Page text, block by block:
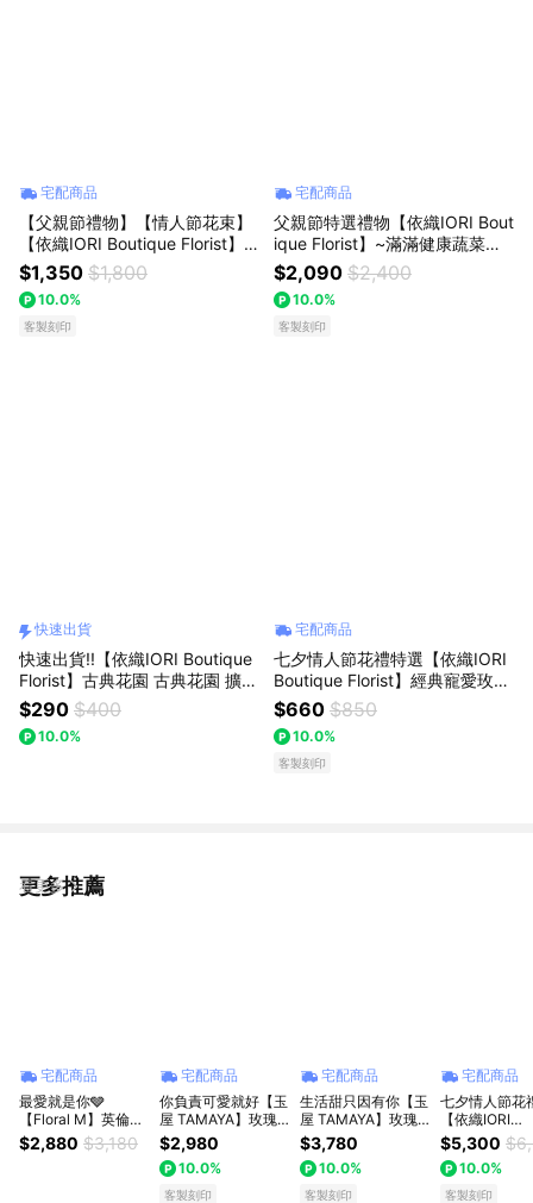
宅配商品
【父親節禮物】【情人節花束】
【依織IORI Boutique Florist】
【繡球花束】~~花漾微風繡球桔
梗花束
$1,350 $1,800
10.0%
客製刻印
宅配商品
父親節特選禮物【依織IORI Bout
ique Florist】~滿滿健康蔬菜花
束
$2,090 $2,400
10.0%
客製刻印
快速出貨
快速出貨!!【依織IORI Boutique
Florist】古典花園 古典花園 擴香
石永生花禮 +香薰精油禮盒!!居
家擺設 香氛花禮 生日花禮 情人
節 全台配送
$290 $400
10.0%
宅配商品
七夕情人節花禮特選【依織IORI
Boutique Florist】經典寵愛玫瑰
永生花束 告白 情人節 周年紀念
生日 熱銷款 全台配送!!!
$660 $850
10.0%
客製刻印
更多推薦
看更多
宅配商品
最愛就是你🩶
【Floral M】英倫公
爵玫瑰鮮花花束 獅
子座生日禮物 情人
$2,880 $3,180
宅配商品
你負責可愛就好【玉
屋 TAMAYA】玫瑰
花束｜星詠ｘ茜夢
(18朵) 代印卡片 情
人專屬花束 情人節
快樂 情人節花禮 情
$2,980
10.0%
客製刻印
宅配商品
生活甜只因有你【玉
屋 TAMAYA】玫瑰
花束｜淡雪恋ｘ星詠
(18朵) 代印卡片 情
人專屬花束 情人節
快樂 情人節花禮 情
$3,780
10.0%
客製刻印
宅配商品
七夕情人節花
【依織IORI
Boutique
永遠的愛與承
久玫瑰鮮花花
朵玫瑰 全台配
$5,300
10.0%
客製刻印